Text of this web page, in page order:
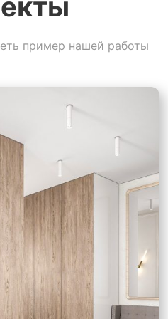
пример нашей работы